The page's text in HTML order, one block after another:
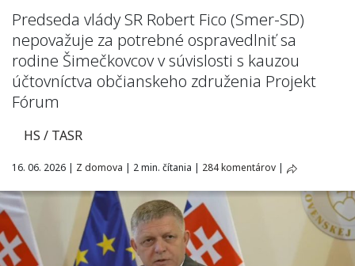
Predseda vlády SR Robert Fico (Smer-SD)
nepovažuje za potrebné ospravedlniť sa
rodine Šimečkovcov v súvislosti s kauzou
účtovníctva občianskeho združenia Projekt
Fórum
HS / TASR
16. 06. 2026 | Z domova | 2 min. čítania | 284 komentárov |